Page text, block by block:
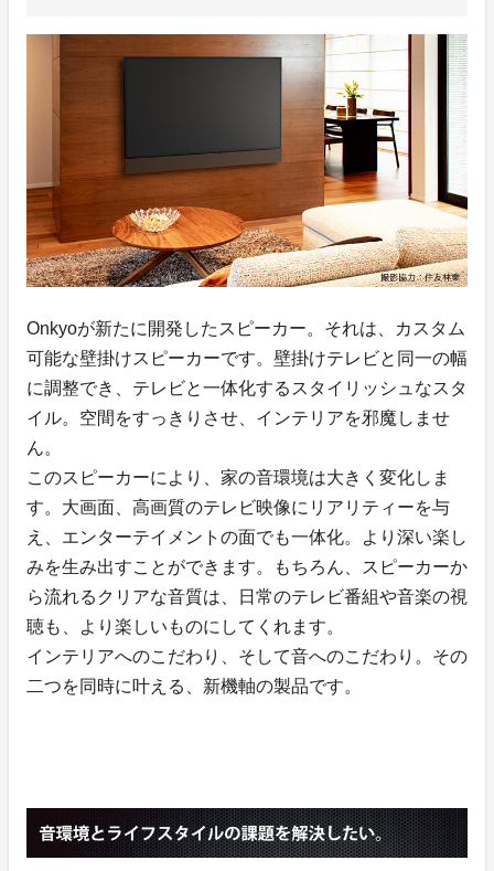
Onkyoが新たに開発したスピーカー。それは、カスタム
可能な壁掛けスピーカーです。壁掛けテレビと同一の幅
に調整でき、テレビと一体化するスタイリッシュなスタ
イル。空間をすっきりさせ、インテリアを邪魔しませ
ん。
このスピーカーにより、家の音環境は大きく変化しま
す。大画面、高画質のテレビ映像にリアリティーを与
え、エンターテイメントの面でも一体化。より深い楽し
みを生み出すことができます。もちろん、スピーカーか
ら流れるクリアな音質は、日常のテレビ番組や音楽の視
聴も、より楽しいものにしてくれます。
インテリアへのこだわり、そして音へのこだわり。その
二つを同時に叶える、新機軸の製品です。